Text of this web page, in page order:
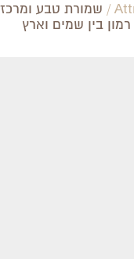
/ שמורת טבע
רמון בין שמים וארץ